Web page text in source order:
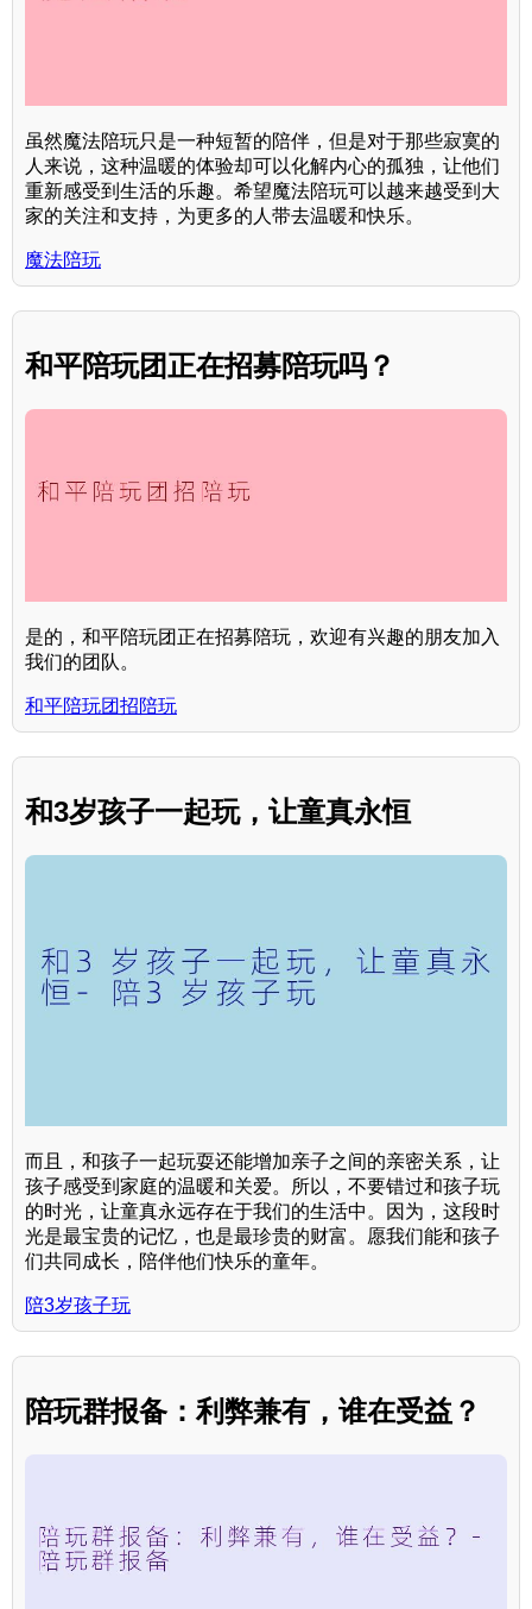
虽然魔法陪玩只是一种短暂的陪伴，但是对于那些寂寞的
人来说，这种温暖的体验却可以化解内心的孤独，让他们
重新感受到生活的乐趣。希望魔法陪玩可以越来越受到大
家的关注和支持，为更多的人带去温暖和快乐。
魔法陪玩
和平陪玩团正在招募陪玩吗？
是的，和平陪玩团正在招募陪玩，欢迎有兴趣的朋友加入
我们的团队。
和平陪玩团招陪玩
和3岁孩子一起玩，让童真永恒
而且，和孩子一起玩耍还能增加亲子之间的亲密关系，让
孩子感受到家庭的温暖和关爱。所以，不要错过和孩子玩
的时光，让童真永远存在于我们的生活中。因为，这段时
光是最宝贵的记忆，也是最珍贵的财富。愿我们能和孩子
们共同成长，陪伴他们快乐的童年。
陪3岁孩子玩
陪玩群报备：利弊兼有，谁在受益？